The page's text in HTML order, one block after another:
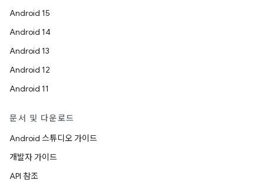
Android 15
Android 14
Android 13
Android 12
Android 11
문서 및 다운로드
Android 스튜디오 가이드
개발자 가이드
API 참조